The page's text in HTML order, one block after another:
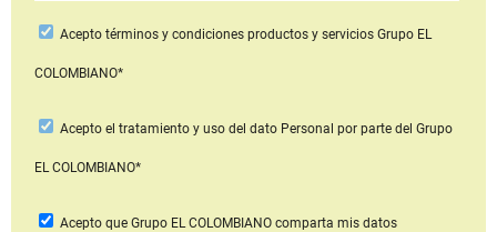
Aceptotérminos y condiciones productos y serviciosGrupo EL
COLOMBIANO*
Acepto el tratamiento y uso del dato Personal por parte del Grupo
EL COLOMBIANO*
Acepto que Grupo EL COLOMBIANOcomparta mis datos